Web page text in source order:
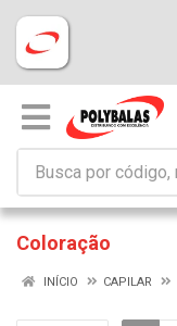
Coloração
INÍCIO CAPILAR